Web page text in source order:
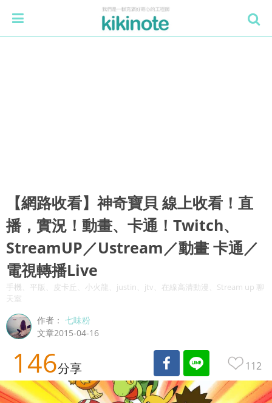
【網路收看】神奇寶貝 線上收看！直
播，實況！動畫、卡通！Twitch、
StreamUP／Ustream／動畫 卡通／
電視轉播Live
手機、平版、皮卡丘、小火龍、justin、jtv、在線高清動漫、Stream up 聊
天室
作者：七味粉
文章2015-04-16
146分享 112